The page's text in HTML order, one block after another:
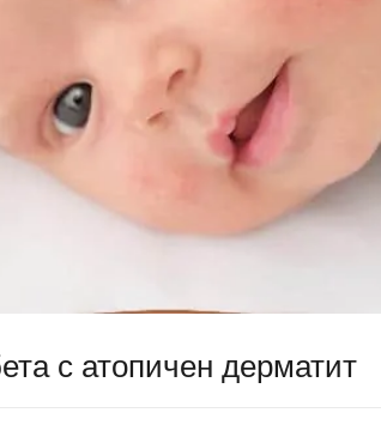
с атопичен дерматит